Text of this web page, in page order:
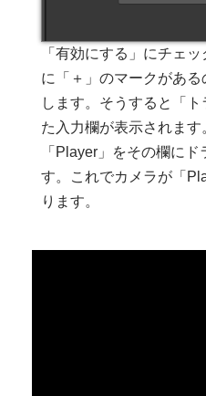
「有効にする」にチェ
に「＋」のマークがあ
します。そうすると「
た入力欄が表示されま
「Player」をその欄に
す。これでカメラが「
ります。